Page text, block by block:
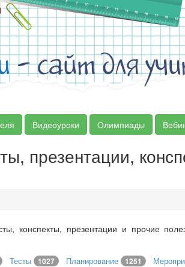
- сайт для
Видеоуроки Олимпиады
презентации,
конспекты, презентации и прочие
Тесты 1027 Планирование 1251